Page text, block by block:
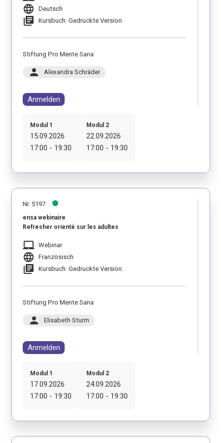
language Deutsch
library_books Kursbuch: Gedruckte Version
Stiftung Pro Mente Sana
person Alexandra Schräder
Anmelden
Modul 1
15.09.2026
17:00 - 19:30
Modul 2
22.09.2026
17:00 - 19:30
Nr. 5197
ensa webinaire
Refresher orienté sur les adultes
laptop_mac Webinar
language Französisch
library_books Kursbuch: Gedruckte Version
Stiftung Pro Mente Sana
person Elisabeth Sturm
Anmelden
Modul 1
17.09.2026
17:00 - 19:30
Modul 2
24.09.2026
17:00 - 19:30